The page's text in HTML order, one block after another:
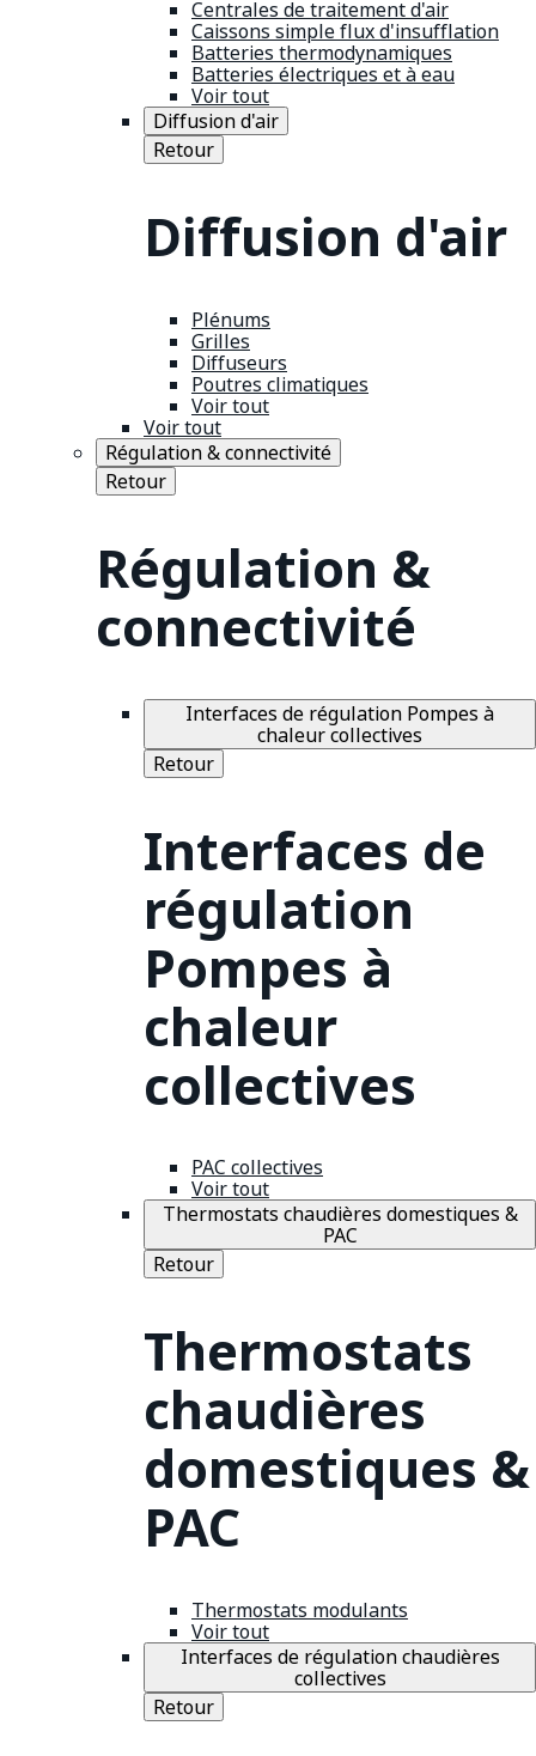
Centrales de traitement d'air
Caissons simple flux d'insufflation
Batteries thermodynamiques
Batteries électriques et à eau
Voir tout
Diffusion d'air
Retour
Diffusion d'air
Plénums
Grilles
Diffuseurs
Poutres climatiques
Voir tout
Voir tout
Régulation & connectivité
Retour
Régulation &
connectivité
Interfaces de régulation Pompes à
chaleur collectives
Retour
Interfaces de
régulation
Pompes à
chaleur
collectives
PAC collectives
Voir tout
Thermostats chaudières domestiques &
PAC
Retour
Thermostats
chaudières
domestiques &
PAC
Thermostats modulants
Voir tout
Interfaces de régulation chaudières
collectives
Retour